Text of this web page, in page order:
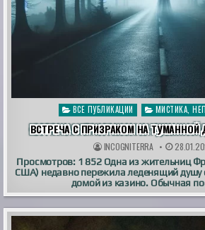
Опубликовано
в
ВСЕ ПУБЛИКАЦИИ МИСТИКА,
ВСТРЕЧА С ПРИЗРАКОМ НА ТУМАННОЙ
INCOGNITERRA
Просмотров: 1 852 Одна из жительниц
США) недавно пережила леденящий душу
домой из казино. Обычная